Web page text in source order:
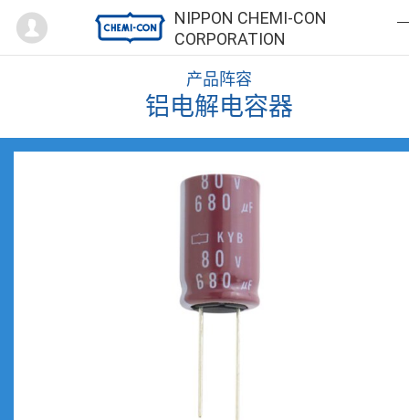
NIPPON CHEMI-CON
CORPORATION
Mypage
产品阵容
铝电解电容器